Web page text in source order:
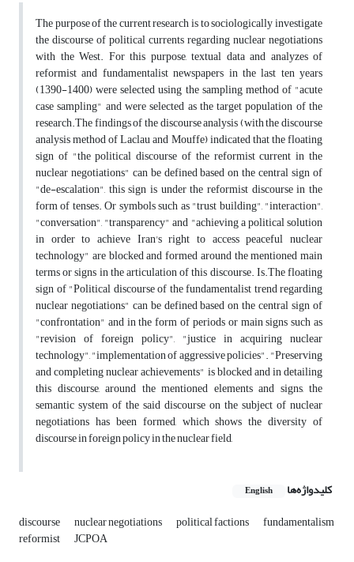
The purpose of the current research is to sociologically investigate
the discourse of political currents regarding nuclear negotiations
with the West. For this purpose, textual data and analyzes of
reformist and fundamentalist newspapers in the last ten years
(1390-1400) were selected using the sampling method of "acute
case sampling" and were selected as the target population of the
research.The findings of the discourse analysis (with the discourse
analysis method of Laclau and Mouffe) indicated that the floating
sign of "the political discourse of the reformist current in the
nuclear negotiations" can be defined based on the central sign of
"de-escalation", this sign is under the reformist discourse in the
form of tenses. Or symbols such as "trust building", "interaction",
"conversation", "transparency" and "achieving a political solution
in order to achieve Iran's right to access peaceful nuclear
technology" are blocked and formed around the mentioned main
terms or signs in the articulation of this discourse. Is.The floating
sign of "Political discourse of the fundamentalist trend regarding
nuclear negotiations" can be defined based on the central sign of
"confrontation" and in the form of periods or main signs such as
"revision of foreign policy", "justice in acquiring nuclear
technology", "implementation of aggressive policies". "Preserving
and completing nuclear achievements" is blocked and in detailing
this discourse, around the mentioned elements and signs, the
semantic system of the said discourse on the subject of nuclear
negotiations has been formed, which shows the diversity of
discourse in foreign policy in the nuclear field,
کلیدواژه‌ها English
discourse nuclear negotiations political factions fundamentalism
reformist JCPOA